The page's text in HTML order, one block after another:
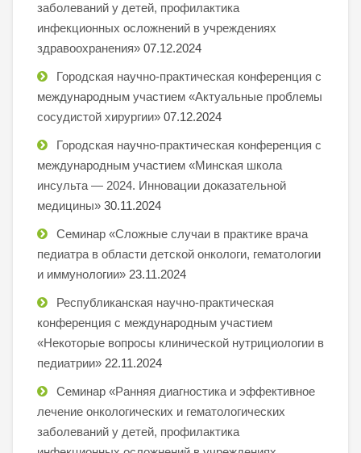
заболеваний у детей, профилактика
инфекционных осложнений в учреждениях
здравоохранения» 07.12.2024
Городская научно-практическая конференция с
международным участием «Актуальные проблемы
сосудистой хирургии» 07.12.2024
Городская научно-практическая конференция с
международным участием «Минская школа
инсульта — 2024. Инновации доказательной
медицины» 30.11.2024
Семинар «Сложные случаи в практике врача
педиатра в области детской онкологи, гематологии
и иммунологии» 23.11.2024
Республиканская научно-практическая
конференция с международным участием
«Некоторые вопросы клинической нутрициологии в
педиатрии» 22.11.2024
Семинар «Ранняя диагностика и эффективное
лечение онкологических и гематологических
заболеваний у детей, профилактика